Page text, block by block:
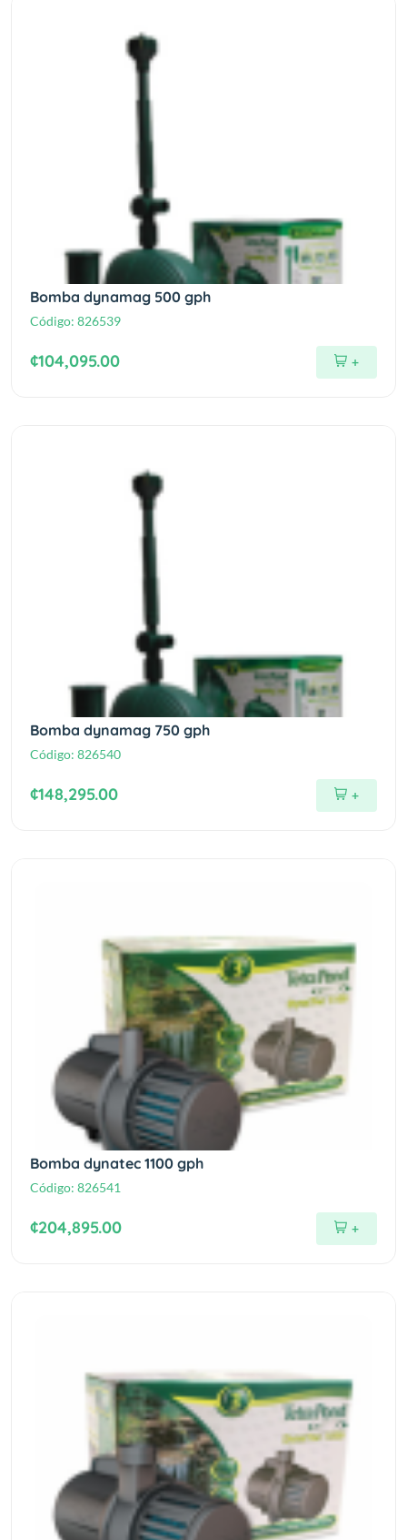
Bomba dynamag 500 gph
Código: 826539
¢104,095.00 +
Bomba dynamag 750 gph
Código: 826540
¢148,295.00 +
Bomba dynatec 1100 gph
Código: 826541
¢204,895.00 +